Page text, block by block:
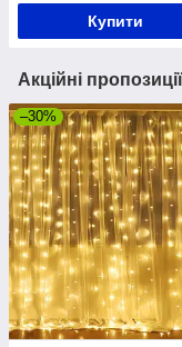
Купити
Акційні
–30%